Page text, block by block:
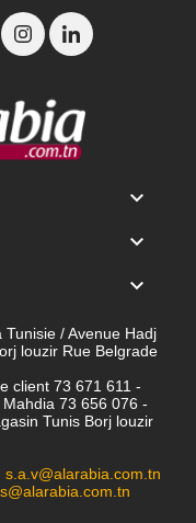



/ Avenue Hadj
louzir Rue Belgrade
client 73 671 611 -
73 656 076 -
Tunis Borj louzir
s.a.v@alarabia.com.tn